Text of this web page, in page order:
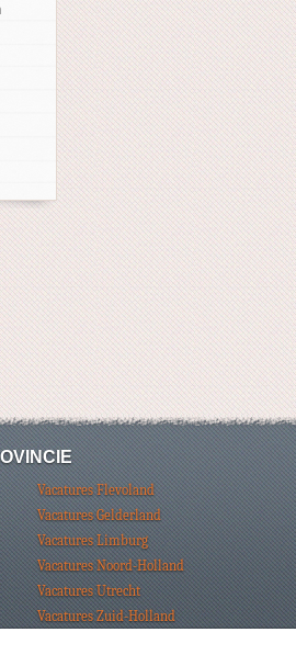
Vacatures Flevoland
Vacatures Gelderland
Vacatures Limburg
Vacatures Noord-Holland
Vacatures Utrecht
Vacatures Zuid-Holland